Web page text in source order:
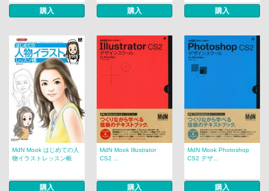
購入 購入 購入
MdN Mook はじめての人
物イラストレッスン帳
購入
MdN Mook Illustrator
CS2 ...
購入
MdN Mook Photoshop
CS2 デザ...
購入